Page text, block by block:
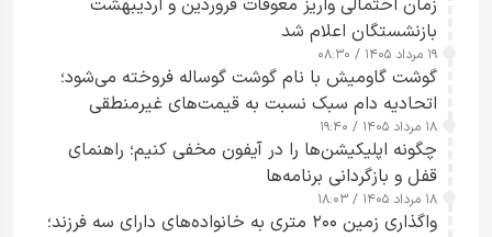
بازنشستگان اعلام شد
۱۹ مرداد ۱۴۰۵ / ۰۸:۳۰
گوشت گاومیش با نام گوشت گوساله فروخته می‌شود؛
اتحادیه دام سبک نسبت به قیمت‌های غیرمنطقی
هشدار داد
۱۸ مرداد ۱۴۰۵ / ۱۹:۴۰
چگونه اپلیکیشن‌ها را در آیفون مخفی کنیم؛ راهنمای
قفل و بازگردانی برنامه‌ها
۱۸ مرداد ۱۴۰۵ / ۱۸:۰۳
واگذاری زمین ۲۰۰ متری به خانواده‌های دارای سه فرزند؛